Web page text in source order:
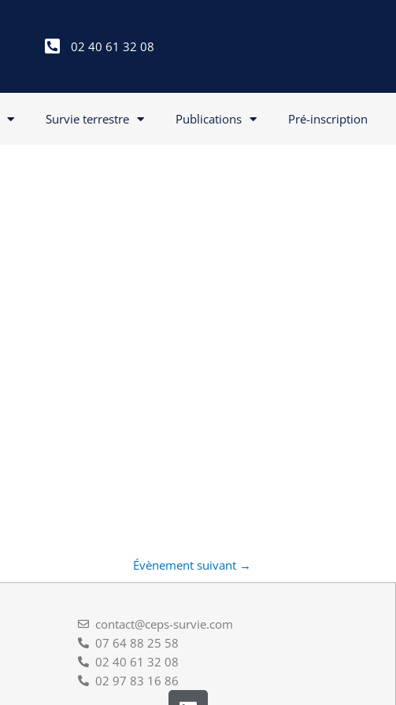
02 40 61 32 08
Survie terrestre Publications Pré-inscription
Évènement suivant →
contact@ceps-survie.com
07 64 88 25 58
02 40 61 32 08
02 97 83 16 86
L